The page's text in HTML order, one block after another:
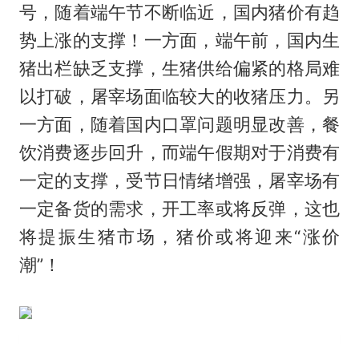
号，随着端午节不断临近，国内猪价有趋
势上涨的支撑！一方面，端午前，国内生
猪出栏缺乏支撑，生猪供给偏紧的格局难
以打破，屠宰场面临较大的收猪压力。另
一方面，随着国内口罩问题明显改善，餐
饮消费逐步回升，而端午假期对于消费有
一定的支撑，受节日情绪增强，屠宰场有
一定备货的需求，开工率或将反弹，这也
将提振生猪市场，猪价或将迎来“涨价
潮”！